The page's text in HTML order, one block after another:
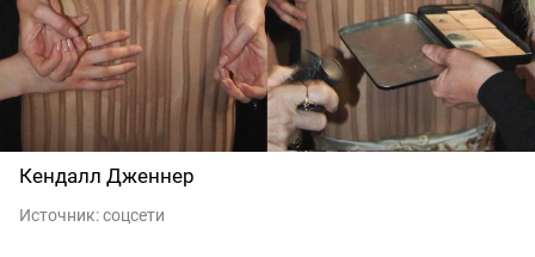
Кендалл Дженнер
Источник:соцсети